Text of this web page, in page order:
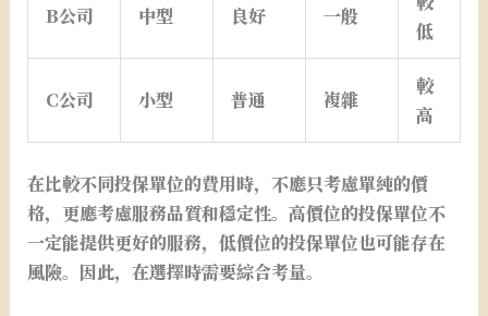
B公司 中型 良好 一般
低
C公司 小型 普通 複雜
較
高
在比較不同投保單位的費用時，不應只考慮單純的價
格，更應考慮服務品質和穩定性。高價位的投保單位不
一定能提供更好的服務，低價位的投保單位也可能存在
風險。因此，在選擇時需要綜合考量。